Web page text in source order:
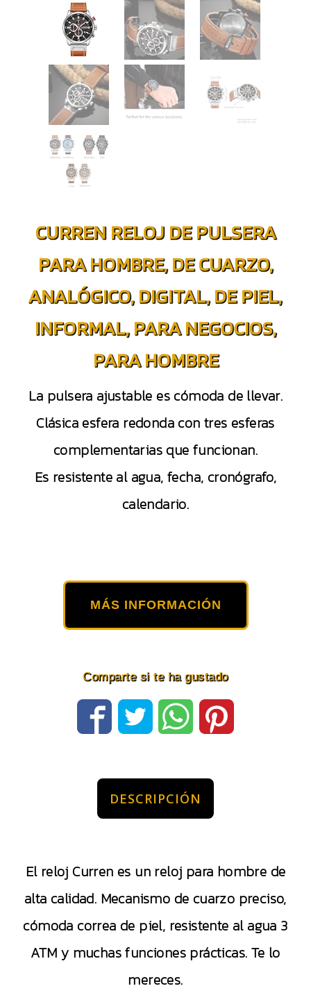
CURREN RELOJ DE PULSERA
PARA HOMBRE, DE CUARZO,
ANALÓGICO, DIGITAL, DE PIEL,
INFORMAL, PARA NEGOCIOS,
PARA HOMBRE
La pulsera ajustable es cómoda de llevar.
Clásica esfera redonda con tres esferas
complementarias que funcionan.
Es resistente al agua, fecha, cronógrafo,
calendario.
MÁS INFORMACIÓN
Comparte si te ha gustado
DESCRIPCIÓN
El reloj Curren es un reloj para hombre de
alta calidad. Mecanismo de cuarzo preciso,
cómoda correa de piel, resistente al agua 3
ATM y muchas funciones prácticas. Te lo
mereces.